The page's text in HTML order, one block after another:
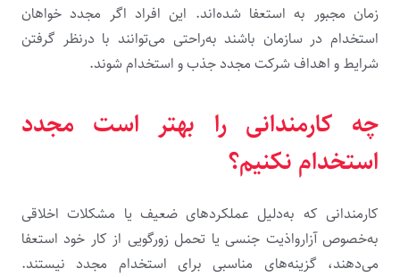
زمان مجبور به استعفا شده‌اند. این افراد اگر مجدد خواهان
استخدام در سازمان باشند به‌راحتی می‌توانند با درنظر گرفتن
شرایط و اهداف شرکت مجدد جذب و استخدام شوند.
چه کارمندانی را بهتر است مجدد
استخدام نکنیم؟
کارمندانی که به‌دلیل عملکردهای ضعیف یا مشکلات اخلاقی
به‌خصوص آزارواذیت جنسی یا تحمل زورگویی از کار خود استعفا
می‌دهند، گزینه‌های مناسبی برای استخدام مجدد نیستند.